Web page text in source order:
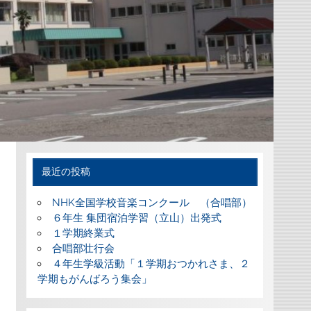
最近の投稿
NHK全国学校音楽コンクール （合唱部）
６年生 集団宿泊学習（立山）出発式
１学期終業式
合唱部壮行会
４年生学級活動「１学期おつかれさま、２
学期もがんばろう集会」